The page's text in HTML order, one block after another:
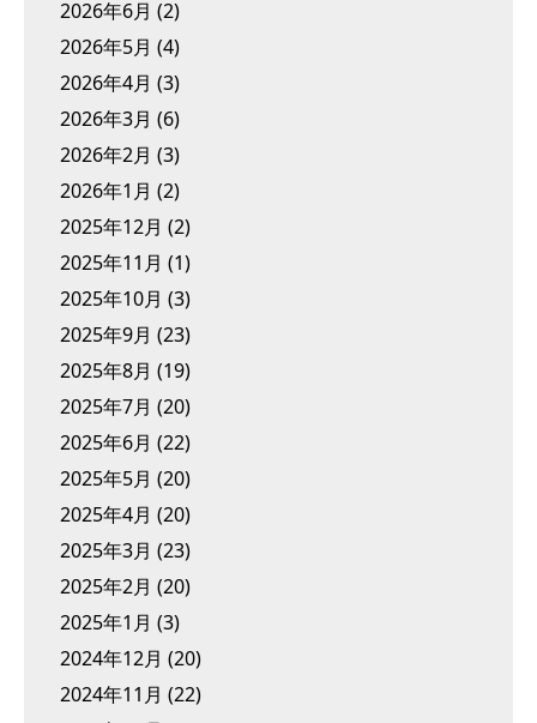
2026年6月 (2)
2026年5月 (4)
2026年4月 (3)
2026年3月 (6)
2026年2月 (3)
2026年1月 (2)
2025年12月 (2)
2025年11月 (1)
2025年10月 (3)
2025年9月 (23)
2025年8月 (19)
2025年7月 (20)
2025年6月 (22)
2025年5月 (20)
2025年4月 (20)
2025年3月 (23)
2025年2月 (20)
2025年1月 (3)
2024年12月 (20)
2024年11月 (22)